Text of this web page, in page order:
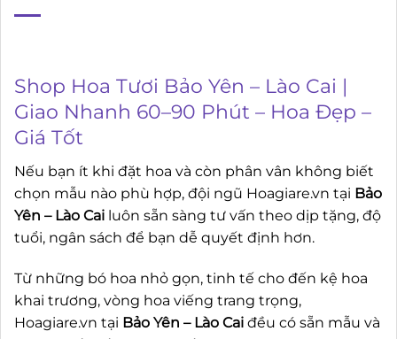
Shop Hoa Tươi Bảo Yên – Lào Cai |
Giao Nhanh 60–90 Phút – Hoa Đẹp –
Giá Tốt
Nếu bạn ít khi đặt hoa và còn phân vân không biết
chọn mẫu nào phù hợp, đội ngũ Hoagiare.vn tại Bảo
Yên – Lào Cai luôn sẵn sàng tư vấn theo dịp tặng, độ
tuổi, ngân sách để bạn dễ quyết định hơn.
Từ những bó hoa nhỏ gọn, tinh tế cho đến kệ hoa
khai trương, vòng hoa viếng trang trọng,
Hoagiare.vn tại Bảo Yên – Lào Cai đều có sẵn mẫu và